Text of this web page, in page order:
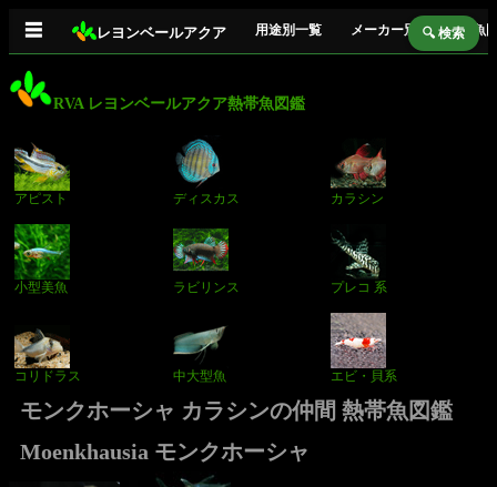
☰ レヨンベールアクア 用途別一覧 メーカー別 熱帯魚
🔍 検索
RVA レヨンベールアクア熱帯魚図鑑
アピスト ディスカス カラシン
小型美魚 ラビリンス プレコ 系
コリドラス 中大型魚 エビ・貝系
モンクホーシャ カラシンの仲間 熱帯魚図鑑
Moenkhausia モンクホーシャ